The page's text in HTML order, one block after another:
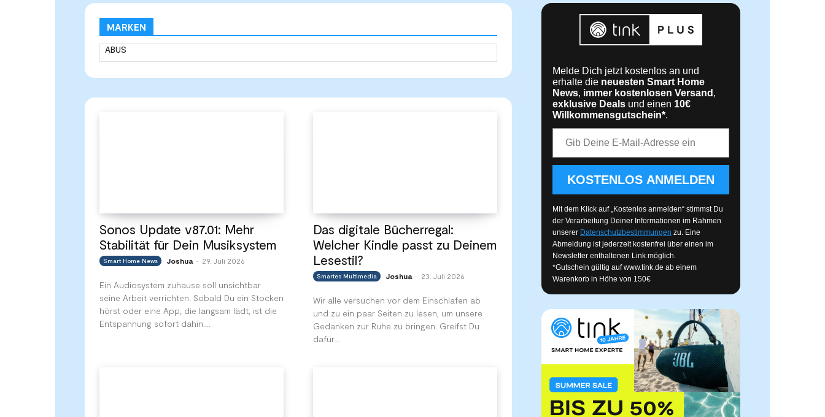
MARKEN
Sonos Update v87.01: Mehr
Stabilität für Dein Musiksystem
Smart Home News Joshua - 29. Juli 2026
Ein Audiosystem zuhause soll unsichtbar
seine Arbeit verrichten. Sobald Du ein Stocken
hörst oder eine App, die langsam lädt, ist die
Entspannung sofort dahin....
Das digitale Bücherregal:
Welcher Kindle passt zu Deinem
Lesestil?
Smartes Multimedia Joshua - 23. Juli 2026
Wir alle versuchen vor dem Einschlafen ab
und zu ein paar Seiten zu lesen, um unsere
Gedanken zur Ruhe zu bringen. Greifst Du
dafür...
Melde Dich jetzt kostenlos an und
erhalte die neuesten Smart Home
News, immer kostenlosen Versand ,
exklusive Deals und einen 10€
Willkommensgutschein*.
KOSTENLOS ANMELDEN
Mit dem Klick auf „Kostenlos anmelden“ stimmst Du
der Verarbeitung Deiner Informationen im Rahmen
unserer Datenschutzbestimmungen zu. Eine
Abmeldung ist jederzeit kostenfrei über einen im
Newsletter enthaltenen Link möglich.
*Gutschein gültig aufwww.tink.de ab einem
Warenkorb in Höhe von 150€